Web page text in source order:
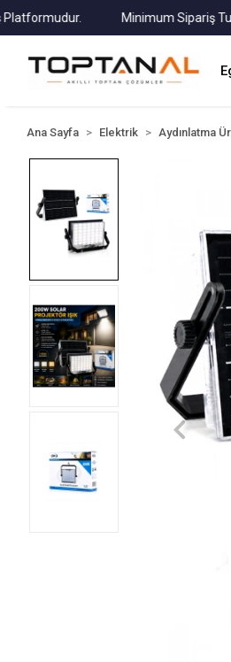
Minimum Sipariş Tutarı
Ana Sayfa Elektrik Aydınlatma